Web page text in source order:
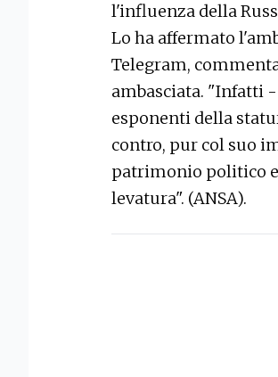
l'influenza della
Lo ha affermato
Telegram,
ambasciata. "Infatti
esponenti della
contro, pur col suo
patrimonio politico
levatura". (ANSA).